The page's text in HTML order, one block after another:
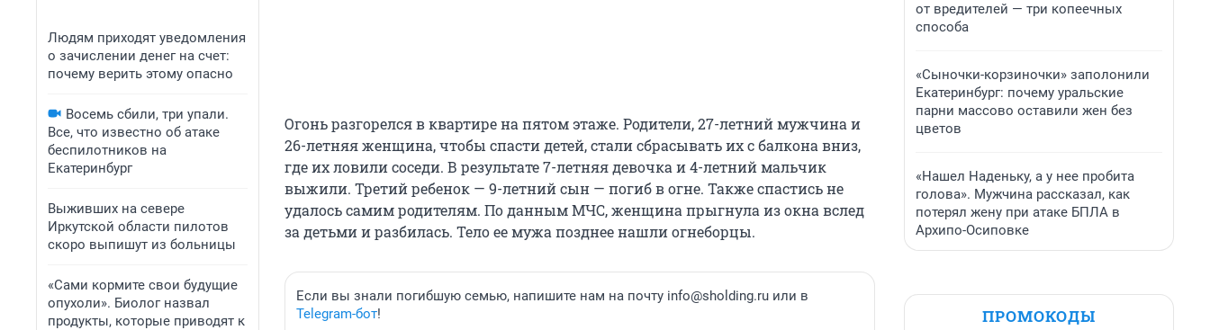
Людям приходят уведомления
о зачислении денег на счет:
почему верить этому опасно
Восемь сбили, три упали.
Все, что известно об атаке
беспилотников на
Екатеринбург
Выживших на севере
Иркутской области пилотов
скоро выпишут из больницы
«Сами кормите свои будущие
опухоли». Биолог назвал
продукты, которые приводят к
Огонь разгорелся в квартире на пятом этаже. Родители, 27-летний мужчина и
26-летняя женщина, чтобы спасти детей, стали сбрасывать их с балкона вниз,
где их ловили соседи. В результате 7-летняя девочка и 4-летний мальчик
выжили. Третий ребенок — 9-летний сын — погиб в огне. Также спастись не
удалось самим родителям. По данным МЧС, женщина прыгнула из окна вслед
за детьми и разбилась. Тело ее мужа позднее нашли огнеборцы.
Если вы знали погибшую семью, напишите нам на почту info@sholding.ru или в
Telegram-бот!
от вредителей — три копеечных
способа
«Сыночки-корзиночки» заполонили
Екатеринбург: почему уральские
парни массово оставили жен без
цветов
«Нашел Наденьку, а у нее пробита
голова». Мужчина рассказал, как
потерял жену при атаке БПЛА в
Архипо-Осиповке
ПРОМОКОДЫ